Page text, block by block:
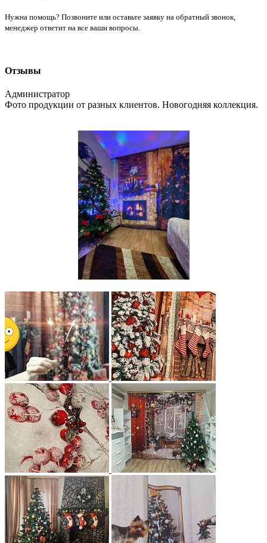
Нужна помощь? Позвоните или оставьте заявку на обратный звонок,
менеджер ответит на все ваши вопросы.
Отзывы
Администратор
Фото продукции от разных клиентов. Новогодняя коллекция.